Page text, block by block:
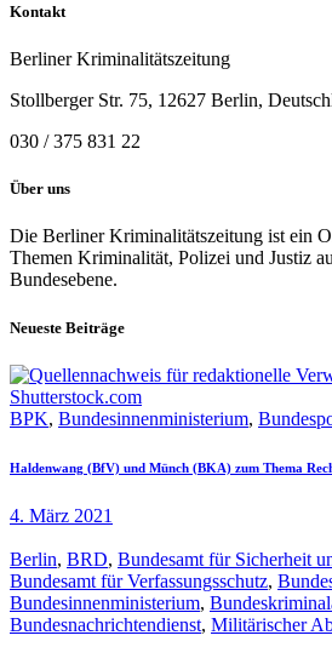
Kontakt
Berliner Kriminalitätszeitung
Stollberger Str. 75, 12627 Berlin,
030 / 375 831 22
Über uns
Die Berliner Kriminalitätszeitung ist ein
Themen Kriminalität, Polizei und Justiz
Bundesebene.
Neueste Beiträge
BPK, Bundesinnenministerium,
Haldenwang (BfV) und Münch (BKA) zum Thema
4. März 2021
Berlin, BRD, Bundesamt für Sicherheit
Bundesamt für Verfassungsschutz,
Bundesinnenministerium,
Bundesnachrichtendienst, Militärischer